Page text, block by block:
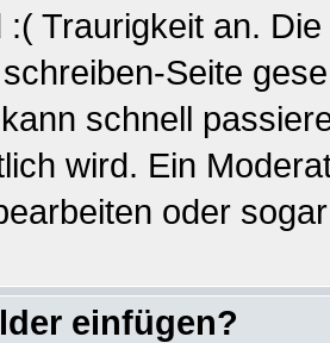
:( Traurigkeit an.
Seite
schnell
wird. Ein
oder
einfügen?